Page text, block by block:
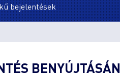
bejelentések